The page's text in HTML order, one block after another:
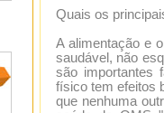
Quais os
A alimentação e
saudável, não
são importantes
físico tem efeitos
que nenhuma